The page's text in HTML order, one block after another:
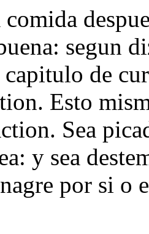
comida
segun
capitulo de
Esto
Sea
y sea
por si o